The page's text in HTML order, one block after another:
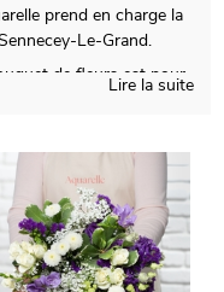
prend en charge la
Le-Grand.
de fleurs est pour
vous ferons parvenir
bouquet à Sennecey-
? Selon vos
ou un message à
Lire la suite